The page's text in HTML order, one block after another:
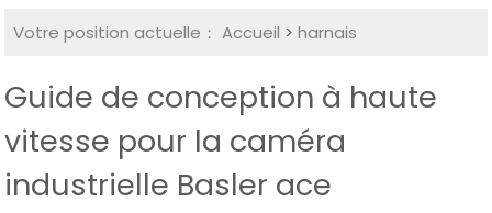
Votre position actuelle： Accueil >harnais
Guide de conception à haute
vitesse pour la caméra
industrielle Basler ace